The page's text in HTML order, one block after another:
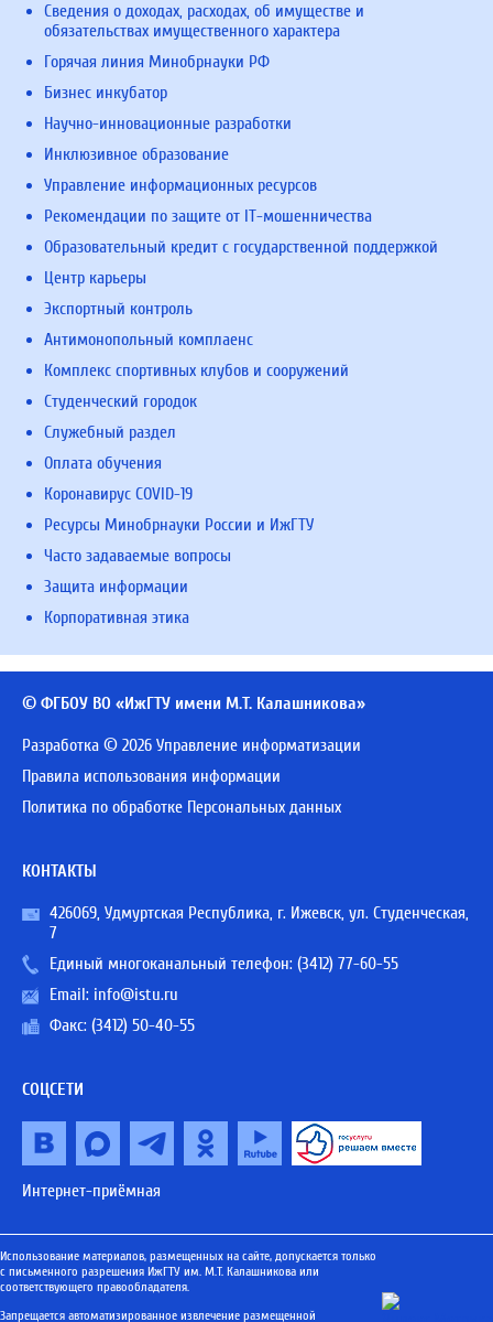
Сведения о доходах, расходах, об имуществе и
обязательствах имущественного характера
Горячая линия Минобрнауки РФ
Бизнес инкубатор
Научно-инновационные разработки
Инклюзивное образование
Управление информационных ресурсов
Рекомендации по защите от IT-мошенничества
Образовательный кредит с государственной поддержкой
Центр карьеры
Экспортный контроль
Антимонопольный комплаенс
Комплекс спортивных клубов и сооружений
Студенческий городок
Служебный раздел
Оплата обучения
Коронавирус COVID-19
Ресурсы Минобрнауки России и ИжГТУ
Часто задаваемые вопросы
Защита информации
Корпоративная этика
© ФГБОУ ВО «ИжГТУ имени М.Т. Калашникова»
Разработка © 2026 Управление информатизации
Правила использования информации
Политика по обработке Персональных данных
КОНТАКТЫ
426069, Удмуртская Республика, г. Ижевск, ул. Студенческая,
7
Единый многоканальный телефон: (3412) 77-60-55
Email: info@istu.ru
Факс: (3412) 50-40-55
СОЦСЕТИ
Интернет-приёмная
Использование материалов, размещенных на сайте, допускается только
с письменного разрешения ИжГТУ им. М.Т. Калашникова или
соответствующего правообладателя.
Запрещается автоматизированное извлечение размещенной